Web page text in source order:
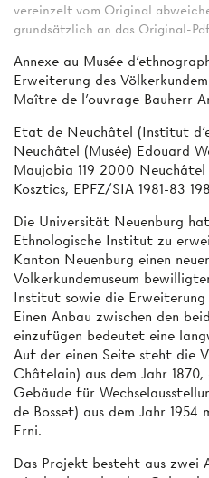
vereinzelt vom Original
grundsätzlich an das Original-
Annexe au Musée
Erweiterung des
Maître de l'ouvrage Bauherr
Etat de Neuchâtel (Institut
Neuchâtel (Musée) Edouard
Maujobia 119 2000
Kosztics, EPFZ/SIA 1981-83
Die Universität Neuenburg
Ethnologische Institut zu
Kanton Neuenburg einen
Volkerkundemuseum
Institut sowie die Erweiterung
Einen Anbau zwischen den
einzufügen bedeutet eine
Auf der einen Seite steht die
Châtelain) aus dem Jahr
Gebäude für
de Bosset) aus dem Jahr 1954
Erni.
Das Projekt besteht aus zwei